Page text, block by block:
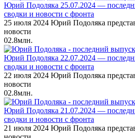
Юрий Подоляка 25.07.2024 —
сводки и новости с фронта
25 июля 2024 Юрий Подоляка
новости
02.8млн.
Юрий Подоляка 22.07.2024 —
сводки и новости с фронта
22 июля 2024 Юрий Подоляка
новости
02.8млн.
Юрий Подоляка 21.07.2024 —
сводки и новости с фронта
21 июля 2024 Юрий Подоляка